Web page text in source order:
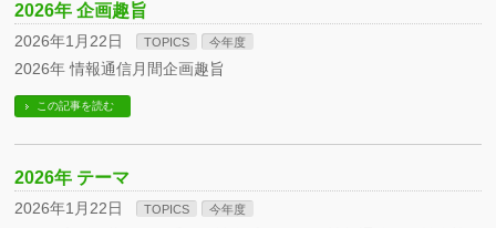
2026年 企画趣旨
2026年1月22日 TOPICS 今年度
2026年 情報通信月間企画趣旨
この記事を読む
2026年 テーマ
2026年1月22日 TOPICS 今年度